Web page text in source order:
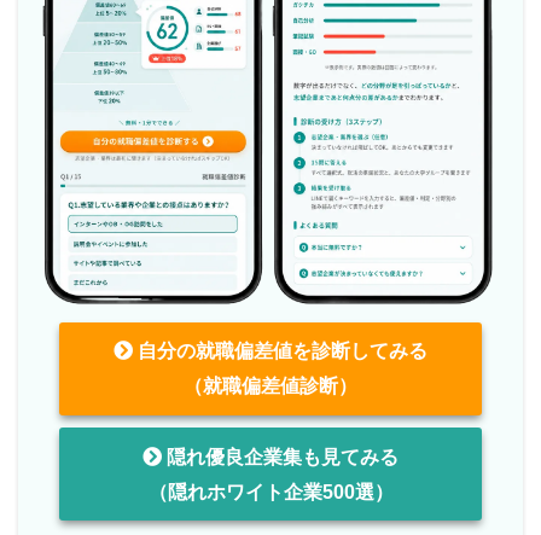
自分の就職偏差値を診断してみる
（就職偏差値診断）
隠れ優良企業集も見てみる
（隠れホワイト企業500選）